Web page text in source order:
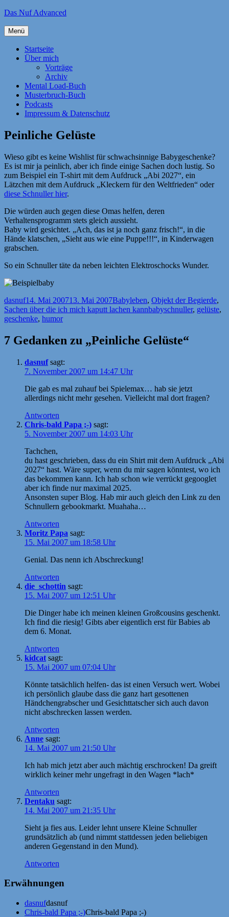
Zum
springen
Das Nuf Advanced
Menü
Startseite
Über mich
Vorträge
Archiv
Mental Load-Buch
Musterbruch-Buch
Podcasts
Impressum & Datenschutz
Peinliche Gelüste
Wieso gibt es keine Wishlist für schwachsinnige Babygeschenke?
Es ist mir ja peinlich, aber ich finde einige Sachen doch lustig. So
zum Beispiel ein T-shirt mit dem Aufdruck „Abi 2027“, ein
Lätzchen mit dem Aufdruck „Kleckern für den Weltfrieden“ oder
diese Schnuller hier.
Die würden auch gegen diese Omas helfen, deren
Verhaltensprogramm stets gleich aussieht.
Baby wird gesichtet. „Ach, das ist ja noch ganz frisch!“, in die
Hände klatschen, „Sieht aus wie eine Puppe!!!“, in Kinderwagen
grabschen.
So ein Schnuller täte da neben leichten Elektroschocks Wunder.
Autor
dasnufVeröffentlicht
am
14. Mai 200713. Mai 2007Kategorien
Babyleben, Objekt der Begierde,
Sachen über die ich mich kaputt lachen kannSchlagwörter
babyschnuller, gelüste,
geschenke, humor
7 Gedanken zu „Peinliche Gelüste“
dasnuf sagt:
7. November 2007 um 14:47 Uhr
Die gab es mal zuhauf bei Spielemax… hab sie jetzt
allerdings nicht mehr gesehen. Vielleicht mal dort fragen?
Antworten
Chris-bald Papa ;-) sagt:
5. November 2007 um 14:03 Uhr
Tachchen,
du hast geschrieben, dass du ein Shirt mit dem Aufdruck „Abi
2027“ hast. Wäre super, wenn du mir sagen könntest, wo ich
das bekommen kann. Ich hab schon wie verrückt gegooglet
aber ich finde nur maximal 2025.
Ansonsten super Blog. Hab mir auch gleich den Link zu den
Schnullern gebookmarkt. Muahaha…
Antworten
Moritz Papa sagt:
15. Mai 2007 um 18:58 Uhr
Genial. Das nenn ich Abschreckung!
Antworten
die_schottin sagt:
15. Mai 2007 um 12:51 Uhr
Die Dinger habe ich meinen kleinen Großcousins geschenkt.
Ich find die riesig! Gibts aber eigentlich erst für Babies ab
dem 6. Monat.
Antworten
kidcat sagt:
15. Mai 2007 um 07:04 Uhr
Könnte tatsächlich helfen- das ist einen Versuch wert. Wobei
ich persönlich glaube dass die ganz hart gesottenen
Händchengrabscher und Gesichttatscher sich auch davon
nicht abschrecken lassen werden.
Antworten
Anne sagt:
14. Mai 2007 um 21:50 Uhr
Ich hab mich jetzt aber auch mächtig erschrocken! Da greift
wirklich keiner mehr ungefragt in den Wagen *lach*
Antworten
Dentaku sagt:
14. Mai 2007 um 21:35 Uhr
Sieht ja fies aus. Leider lehnt unsere Kleine Schnuller
grundsätzlich ab (und nimmt stattdessen jeden beliebigen
anderen Gegenstand in den Mund).
Antworten
Erwähnungen
dasnufdasnuf
Chris-bald Papa ;-)Chris-bald Papa ;-)